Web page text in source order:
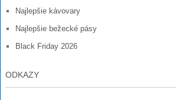
Najlepšie kávovary
Najlepšie bežecké pásy
Black Friday 2026
ODKAZY